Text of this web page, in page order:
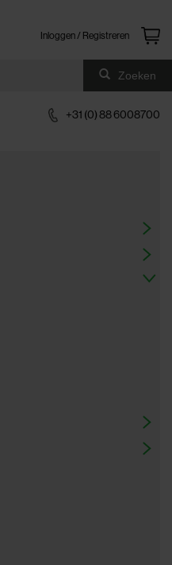
Inloggen / Registreren
Zoeken
+31 (0) 88 6008700